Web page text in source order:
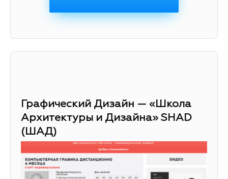
Графический Дизайн — «Школа
Архитектуры и Дизайна» SHAD
(ШАД)